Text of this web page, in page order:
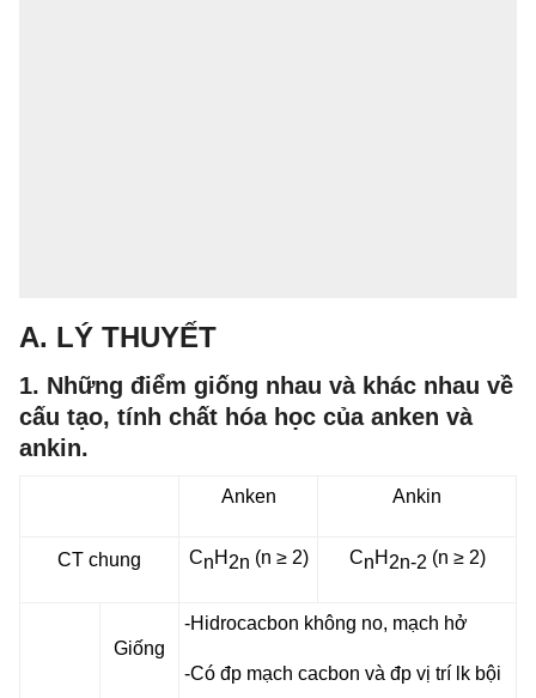
A. LÝ THUYẾT
1. Những điểm giống nhau và khác nhau về
cấu tạo, tính chất hóa học của anken và
ankin.
Anken Ankin
CT chung CnH 2n (n ≥ 2) CnH 2n-2 (n ≥ 2)
Giống
-Hidrocacbon không no, mạch hở
-Có đp mạch cacbon và đp vị trí lk bội